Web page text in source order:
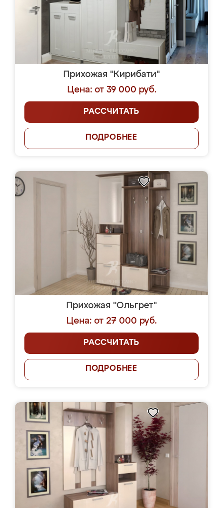
Прихожая "Кирибати"
Цена: от 39 000 руб.
РАССЧИТАТЬ
ПОДРОБНЕЕ
Прихожая "Ольгрет"
Цена: от 27 000 руб.
РАССЧИТАТЬ
ПОДРОБНЕЕ